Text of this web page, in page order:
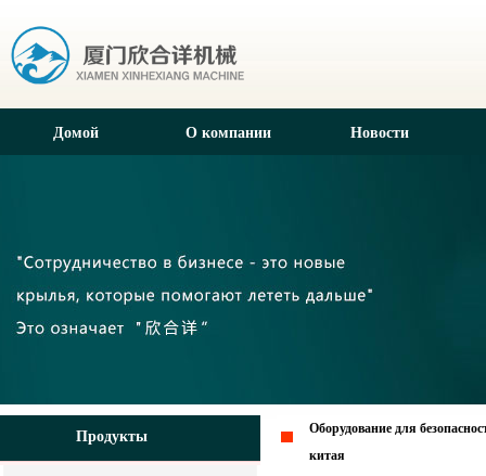
Домой О компании Новости
Продукты
Оборудование для
китая